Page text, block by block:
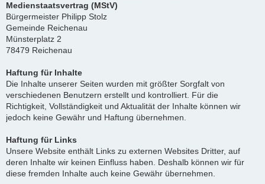
Medienstaatsvertrag (MStV)
Bürgermeister Philipp Stolz
Gemeinde Reichenau
Münsterplatz 2
78479 Reichenau
Haftung für Inhalte
Die Inhalte unserer Seiten wurden mit größter Sorgfalt von
verschiedenen Benutzern erstellt und kontrolliert. Für die
Richtigkeit, Vollständigkeit und Aktualität der Inhalte können wir
jedoch keine Gewähr und Haftung übernehmen.
Haftung für Links
Unsere Website enthält Links zu externen Websites Dritter, auf
deren Inhalte wir keinen Einfluss haben. Deshalb können wir für
diese fremden Inhalte auch keine Gewähr übernehmen.